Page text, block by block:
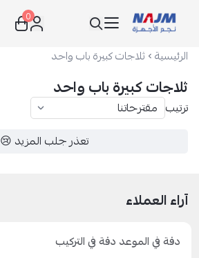
نجم الأجهزة
0
الرئيسية ثلاجات كبيرة باب واحد
ثلاجات كبيرة باب واحد
ترتيب
تعذر جلب المزيد 😢
آراء العملاء
دقة في الموعد دقة في التركيب